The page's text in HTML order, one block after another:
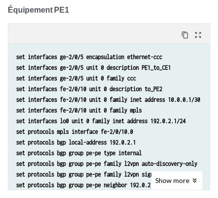
Équipement PE1
content_copy zoom_out_map
set interfaces ge-2/0/5 encapsulation ethernet-ccc
set interfaces ge-2/0/5 unit 0 description PE1_to_CE1
set interfaces ge-2/0/5 unit 0 family ccc
set interfaces fe-2/0/10 unit 0 description to_PE2
set interfaces fe-2/0/10 unit 0 family inet address 10.0.0.1/30
set interfaces fe-2/0/10 unit 0 family mpls
set interfaces lo0 unit 0 family inet address 192.0.2.1/24
set protocols mpls interface fe-2/0/10.0
set protocols bgp local-address 192.0.2.1
set protocols bgp group pe-pe type internal
set protocols bgp group pe-pe family l2vpn auto-discovery-only
set protocols bgp group pe-pe family l2vpn signaling
set protocols bgp group pe-pe neighbor 192.0.2.2
Show more